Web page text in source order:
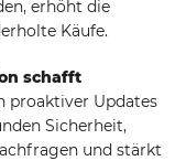
erhöht die
Käufe.
schafft
proaktiver Updates
Sicherheit,
und stärkt